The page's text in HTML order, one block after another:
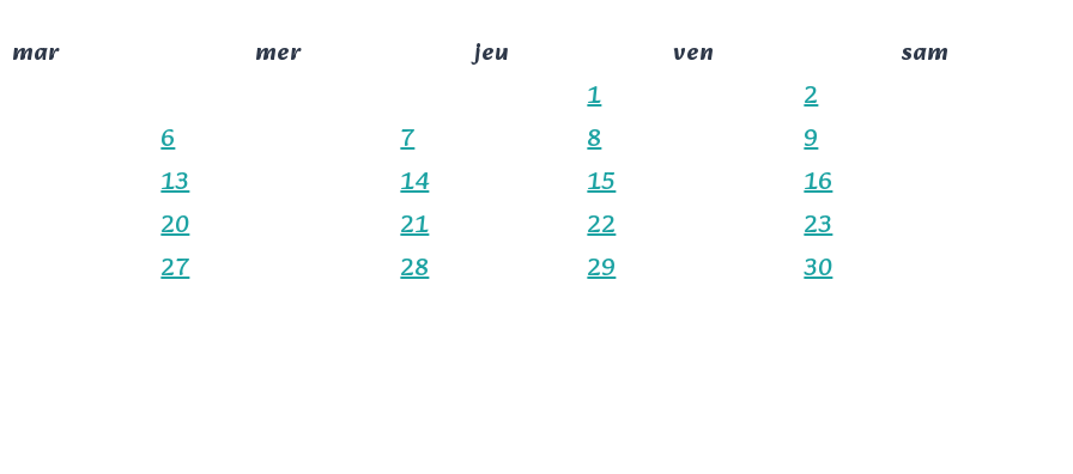
mar mer jeu ven
sam
1
2
6 7 8
9
13 14 15
16
20 21 22
23
27 28 29
30